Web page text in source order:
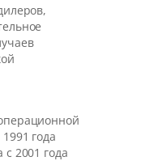
года
с 2001 года